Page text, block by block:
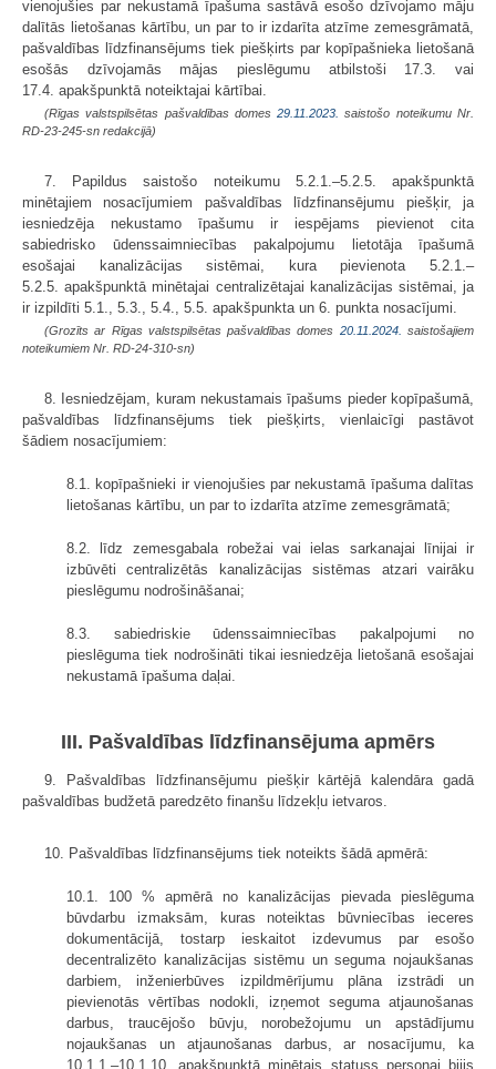
vienojušies par nekustamā īpašuma sastāvā esošo dzīvojamo māju
dalītās lietošanas kārtību, un par to ir izdarīta atzīme zemesgrāmatā,
pašvaldības līdzfinansējums tiek piešķirts par kopīpašnieka lietošanā
esošās dzīvojamās mājas pieslēgumu atbilstoši 17.3. vai
17.4. apakšpunktā noteiktajai kārtībai.
(Rīgas valstspilsētas pašvaldības domes29.11.2023.
saistošo noteikumu Nr.
RD-23-245-sn redakcijā)
7. Papildus saistošo noteikumu 5.2.1.–5.2.5. apakšpunktā
minētajiem nosacījumiem pašvaldības līdzfinansējumu piešķir, ja
iesniedzēja nekustamo īpašumu ir iespējams pievienot cita
sabiedrisko ūdenssaimniecības pakalpojumu lietotāja īpašumā
esošajai kanalizācijas sistēmai, kura pievienota 5.2.1.–
5.2.5. apakšpunktā minētajai centralizētajai kanalizācijas sistēmai, ja
ir izpildīti 5.1., 5.3., 5.4., 5.5. apakšpunkta un 6. punkta nosacījumi.
(Grozīts ar Rīgas valstspilsētas pašvaldības domes 20.11.2024.
saistošajiem
noteikumiem Nr. RD-24-310-sn)
8. Iesniedzējam, kuram nekustamais īpašums pieder kopīpašumā,
pašvaldības līdzfinansējums tiek piešķirts, vienlaicīgi pastāvot
šādiem nosacījumiem:
8.1. kopīpašnieki ir vienojušies par nekustamā īpašuma dalītas
lietošanas kārtību, un par to izdarīta atzīme zemesgrāmatā;
8.2. līdz zemesgabala robežai vai ielas sarkanajai līnijai ir
izbūvēti centralizētās kanalizācijas sistēmas atzari vairāku
pieslēgumu nodrošināšanai;
8.3. sabiedriskie ūdenssaimniecības pakalpojumi no
pieslēguma tiek nodrošināti tikai iesniedzēja lietošanā esošajai
nekustamā īpašuma daļai.
III. Pašvaldības līdzfinansējuma apmērs
9. Pašvaldības līdzfinansējumu piešķir kārtējā kalendāra gadā
pašvaldības budžetā paredzēto finanšu līdzekļu ietvaros.
10. Pašvaldības līdzfinansējums tiek noteikts šādā apmērā:
10.1. 100 % apmērā no kanalizācijas pievada pieslēguma
būvdarbu izmaksām, kuras noteiktas būvniecības ieceres
dokumentācijā, tostarp ieskaitot izdevumus par esošo
decentralizēto kanalizācijas sistēmu un seguma nojaukšanas
darbiem, inženierbūves izpildmērījumu plāna izstrādi un
pievienotās vērtības nodokli, izņemot seguma atjaunošanas
darbus, traucējošo būvju, norobežojumu un apstādījumu
nojaukšanas un atjaunošanas darbus, ar nosacījumu, ka
10.1.1.–10.1.10. apakšpunktā minētais statuss personai bijis